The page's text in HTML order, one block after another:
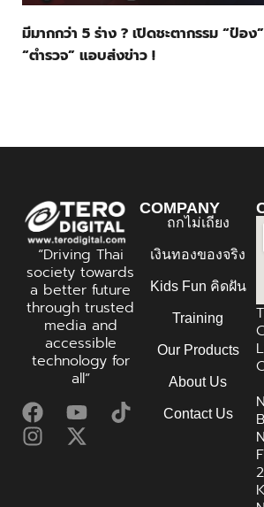
มีมากกว่า 5 ร่าง ? เปิดชะตากรรม “ป๋อง
“ตำรวจ” แอบส่งข่าว !
“Driving Thai
society towards
a better future
through trusted
media and
accessible
technology for
all”
COMPANY
ถกไม่เถียง
เงินทองของจริง
Kids Fun คิดฝัน
Training
Our Products
About Us
Contact Us